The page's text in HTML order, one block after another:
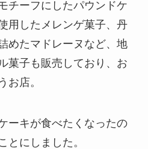
チーフにしたパウンドケ
用したメレンゲ菓子、丹
めたマドレーヌなど、地
菓子も販売しており、お
お店。
ーキが食べたくなったの
とにしました。